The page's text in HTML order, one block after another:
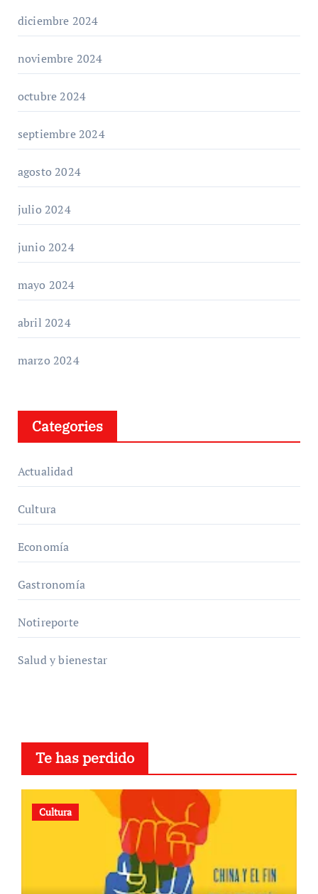
diciembre 2024
noviembre 2024
octubre 2024
septiembre 2024
agosto 2024
julio 2024
junio 2024
mayo 2024
abril 2024
marzo 2024
Categories
Actualidad
Cultura
Economía
Gastronomía
Notireporte
Salud y bienestar
Te has perdido
Cultura